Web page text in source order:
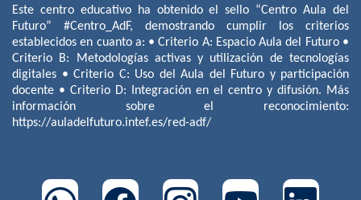
Este centro educativo ha obtenido el sello “Centro Aula del
Futuro” #Centro_AdF, demostrando cumplir los criterios
establecidos en cuanto a: • Criterio A: Espacio Aula del Futuro •
Criterio B: Metodologías activas y utilización de tecnologías
digitales • Criterio C: Uso del Aula del Futuro y participación
docente • Criterio D: Integración en el centro y difusión. Más
información sobre el reconocimiento:
https://auladelfuturo.intef.es/red-adf/